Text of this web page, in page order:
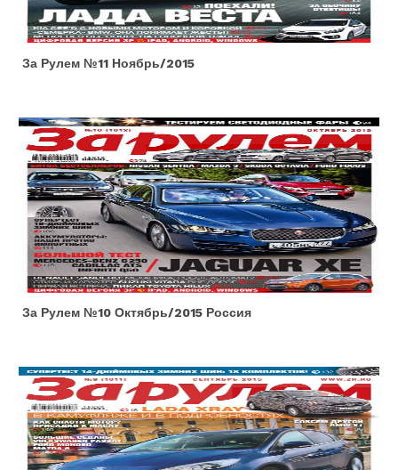
За Рулем №11 Ноябрь/2015
За Рулем №10 Октябрь/2015 Россия